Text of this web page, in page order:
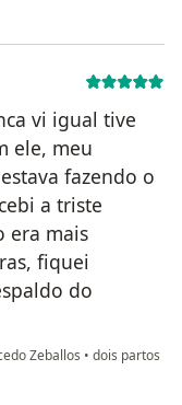
vi igual tive
ele, meu
fazendo o
a triste
era mais
fiquei
do
Zeballos • dois partos